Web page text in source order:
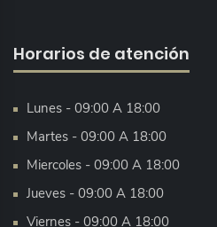
Horarios de atención
Lunes - 09:00 A 18:00
Martes - 09:00 A 18:00
Miercoles - 09:00 A 18:00
Jueves - 09:00 A 18:00
Viernes - 09:00 A 18:00